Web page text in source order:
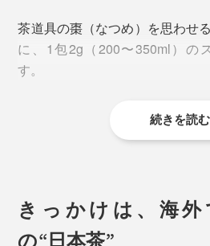
標高約600mの場所に茶畑があ
があります。
97％の茶農家では農薬や化学肥
とえ自分達の茶畑が無農薬であ
薬を使っていれば風に乗って茶
でも、『THE NODOKA』は近
ても高い場所にあるから、農薬
めに「デキストリン」という
が、無添加にこだわったお茶づ
頼らない粉末加工のために試行錯
茶道具の棗（なつめ）を思わせ
に、1包2g（200〜350ml）の
す。
続きを読む
きっかけは、海
の“日本茶”